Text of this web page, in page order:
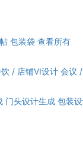
包装袋 查看所有
/ 店铺VI设计 会议
门头设计生成 包装